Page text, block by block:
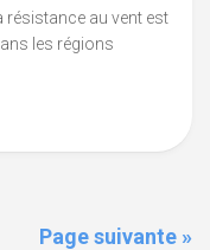
résistance au vent est
les régions
Page suivante »